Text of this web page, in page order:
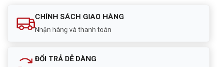
CHÍNH SÁCH GIAO HÀNG
Nhận hàng và thanh toán
ĐỔI TRẢ DỄ DÀNG